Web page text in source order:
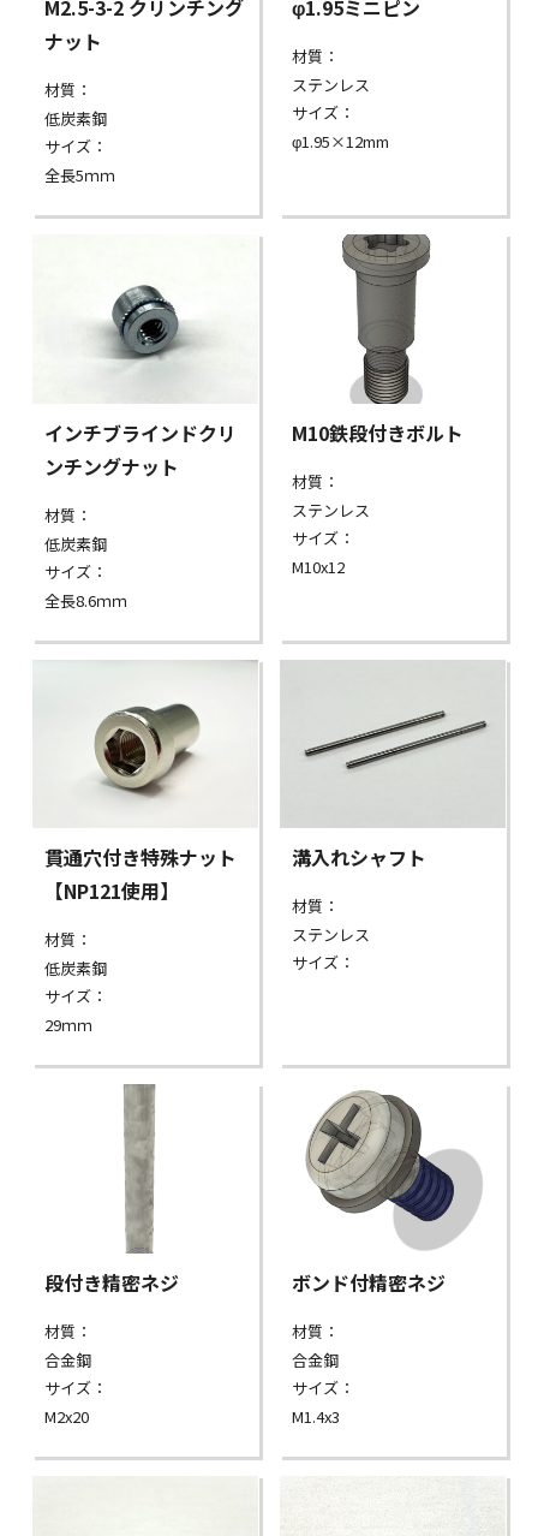
M2.5-3-2 クリンチング
ナット
材質：
低炭素鋼
サイズ：
全長5ｍｍ
φ1.95ミニピン
材質：
ステンレス
サイズ：
φ1.95×12mm
インチブラインドクリ
ンチングナット
材質：
低炭素鋼
サイズ：
全長8.6ｍｍ
M10鉄段付きボルト
材質：
ステンレス
サイズ：
M10x12
貫通穴付き特殊ナット
【NP121使用】
材質：
低炭素鋼
サイズ：
29ｍｍ
溝入れシャフト
材質：
ステンレス
サイズ：
段付き精密ネジ
材質：
合金鋼
サイズ：
M2x20
ボンド付精密ネジ
材質：
合金鋼
サイズ：
M1.4x3